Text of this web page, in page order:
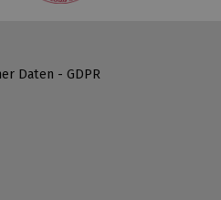
Daten - GDPR